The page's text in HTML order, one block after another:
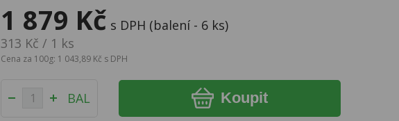
1 879 Kč s DPH (balení - 6 ks)
313 Kč / 1 ks
Cena za 100g: 1 043,89 Kč s DPH
BAL Koupit